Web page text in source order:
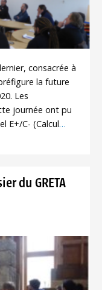
consacrée à
la future
Les
journée ont pu
E+/C- (Calcul…
du GRETA